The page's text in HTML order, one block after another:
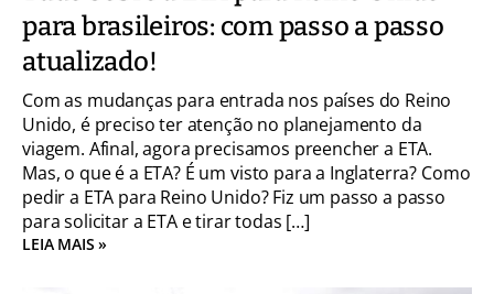
para brasileiros: com passo a passo
atualizado!
Com as mudanças para entrada nos países do Reino
Unido, é preciso ter atenção no planejamento da
viagem. Afinal, agora precisamos preencher a ETA.
Mas, o que é a ETA? É um visto para a Inglaterra? Como
pedir a ETA para Reino Unido? Fiz um passo a passo
para solicitar a ETA e tirar todas […]
LEIA MAIS »